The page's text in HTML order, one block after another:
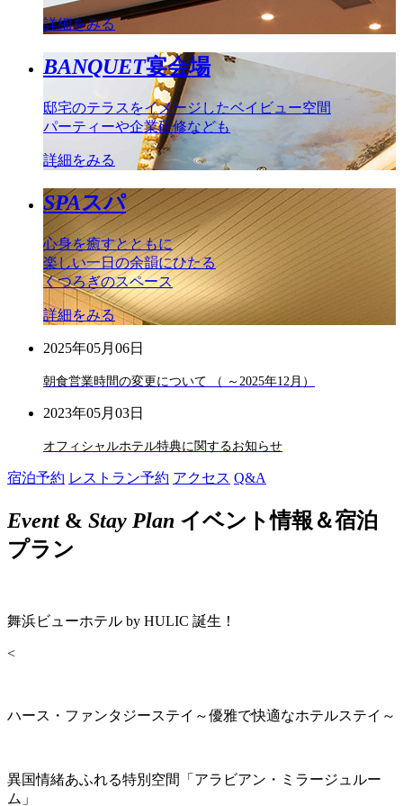
詳細をみる
BANQUET宴会場
邸宅のテラスをイメージしたベイビュー空間
パーティーや企業研修なども
詳細をみる
SPAスパ
心身を癒すとともに
楽しい一日の余韻にひたる
くつろぎのスペース
詳細をみる
2025年05月06日
朝食営業時間の変更について （ ～2025年12月）
2023年05月03日
オフィシャルホテル特典に関するお知らせ
宿泊予約 レストラン予約 アクセス Q&A
Event& Stay Plan イベント情報＆宿泊
プラン
舞浜ビューホテル by HULIC 誕生！
<
ハース・ファンタジーステイ～優雅で快適なホテルステイ～
異国情緒あふれる特別空間「アラビアン・ミラージュルー
ム」